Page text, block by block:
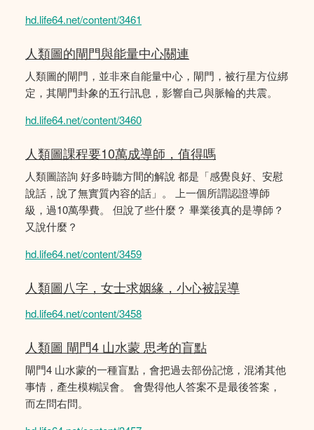
hd.life64.net/content/3461
人類圖的閘門與能量中心關連
人類圖的閘門，並非來自能量中心，閘門，被行星方位綁
定，其閘門卦象的五行訊息，影響自己與脈輪的共震。
hd.life64.net/content/3460
人類圖課程要10萬成導師，值得嗎
人類圖諮詢 好多時聽方間的解說 都是「感覺良好、安慰
說話，說了無實質內容的話」。 上一個所謂認證導師
級，過10萬學費。 但說了些什麼？ 畢業後真的是導師？
又說什麼？
hd.life64.net/content/3459
人類圖八字，女士求姻緣，小心被誤導
hd.life64.net/content/3458
人類圖 閘門4 山水蒙 思考的盲點
閘門4 山水蒙的一種盲點，會把過去部份記憶，混淆其他
事情，產生模糊誤會。 會覺得他人答案不是最後答案，
而左問右問。